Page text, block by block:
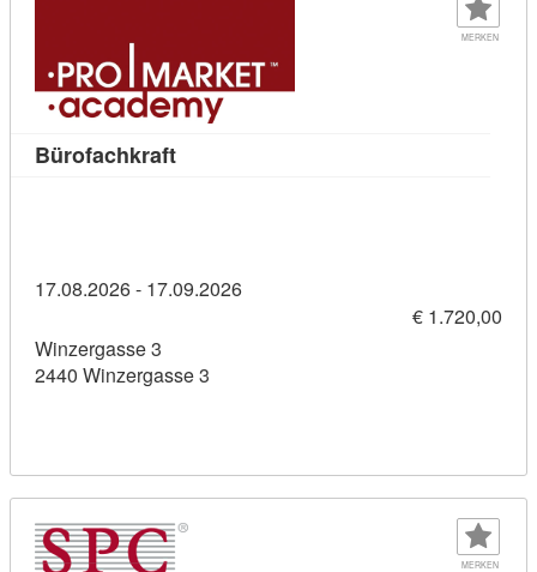
MERKEN
BürofachkraftKursdetail: Bürofachkraft (11436276)
17.08.2026 - 17.09.2026
€ 1.720,00
Winzergasse 3
2440 Winzergasse 3
MERKEN